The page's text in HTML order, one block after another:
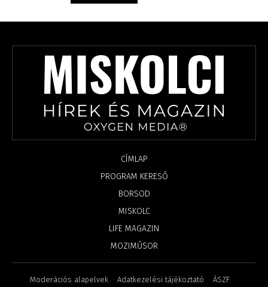
CÍMLAP
PROGRAM KERESŐ
BORSOD
MISKOLC
LIFE MAGAZIN
MOZIMŰSOR
Moderációs alapelvek Adatkezelési tájékoztató ÁSZF